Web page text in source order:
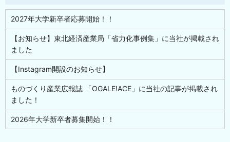
2027年大学新卒者応募開始！！
【お知らせ】東北経済産業局「省力化事例集」に当社が掲載され
ました
【Instagram開設のお知らせ】
ものづくり産業広報誌 「OGALE!ACE」に当社の記事が掲載され
ました！
2026年大学新卒者募集開始！！